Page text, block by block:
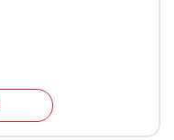
SPECTACLE SOPHIE